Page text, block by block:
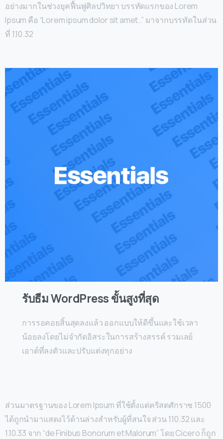
อย่างมากในช่วงยุคฟื้นฟูศิลปวิทยา บรรทัดแรกของ Lorem
Ipsum คือ “Lorem ipsum dolor sit amet..” มาจากบรรทัดในส่วน
ที่ 1.10.32
รับธีม WordPress ขั้นสูงที่สุด
การรอคอยสิ้นสุดลงแล้ว ออกแบบให้ดีขึ้นและใช้เวลา
น้อยลงโดยไม่จำกัดอิสระในการสร้างสรรค์ รวมเลย์
เอาต์ที่ลงตัวและปรับแต่งทุกอย่าง
ส่วนมาตรฐานของ Lorem Ipsum ที่ใช้ตั้งแต่คริสตศักราช 1500
ได้ถูกนำมาแสดงไว้ด้านล่างสำหรับผู้ที่สนใจ ส่วน 1.10.32 และ
1.10.33 จาก “de Finibus Bonorum et Malorum” โดย Cicero ก็ถูก